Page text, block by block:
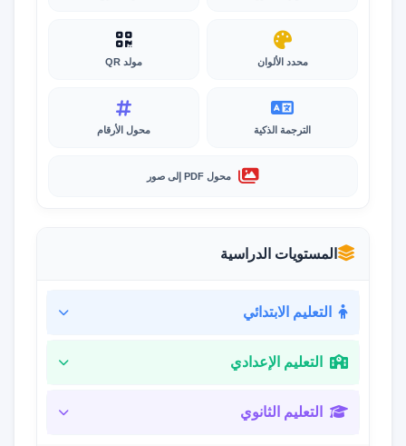
محدد الألوان مولد QR
الترجمة الذكية محول الأرقام
محول PDF إلى صور
المستويات الدراسية
التعليم الابتدائي
التعليم الإعدادي
التعليم الثانوي